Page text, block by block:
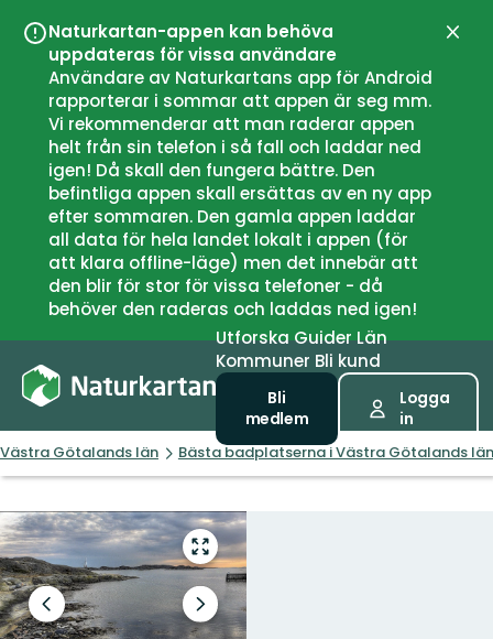
Naturkartan-appen kan behöva
uppdateras för vissa användare
Användare av Naturkartans app för Android
rapporterar i sommar att appen är seg mm.
Vi rekommenderar att man raderar appen
helt från sin telefon i så fall och laddar ned
igen! Då skall den fungera bättre. Den
befintliga appen skall ersättas av en ny app
efter sommaren. Den gamla appen laddar
all data för hela landet lokalt i appen (för
att klara offline-läge) men det innebär att
den blir för stor för vissa telefoner - då
behöver den raderas och laddas ned igen!
UtforskaGuiderLän
Kommuner Bli kund
Bli
medlem
Logga
in
Västra Götalands län Bästa badplatserna i Västra Götalands län
Gå
till
helskärmsläge
Föregående
bild
Nästa
bildspel